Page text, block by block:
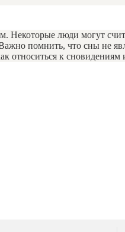
люди могут
помнить, что сны не
к сновидениям